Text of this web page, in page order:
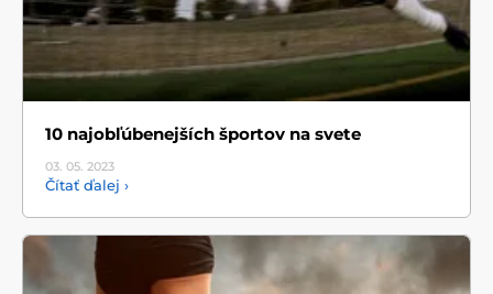
10 najobľúbenejších športov na svete
03. 05. 2023
Čítať ďalej ›